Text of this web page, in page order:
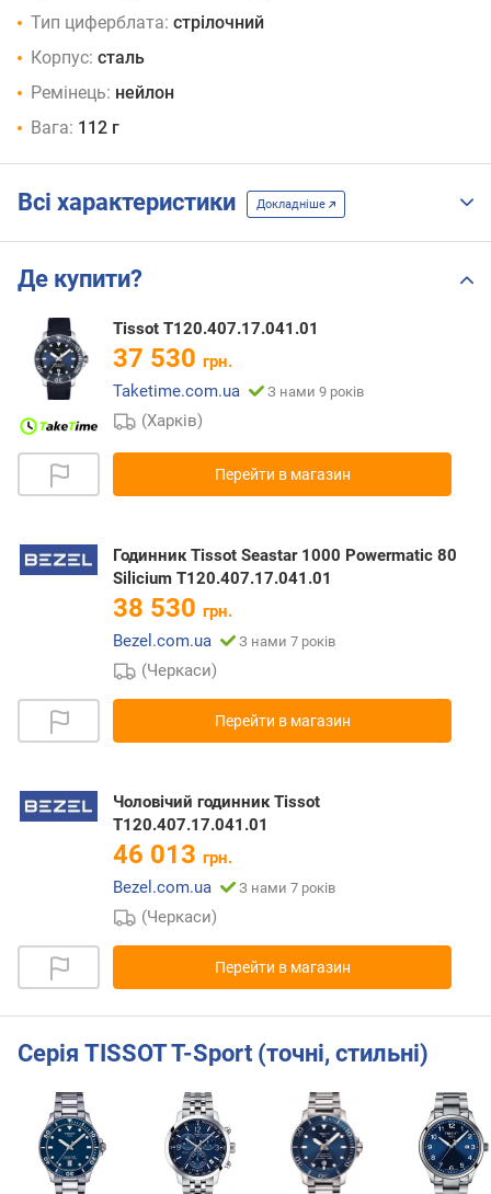
Тип циферблата: стрілочний
Корпус: сталь
Ремінець: нейлон
Вага: 112 г
Всі характеристики Докладніше
Де купити?
Tissot T120.407.17.041.01
37 530 грн.
Taketime.com.ua
З нами 9 років
(Харків)
Перейти в магазин
Годинник Tissot Seastar 1000 Powermatic 80
Silicium T120.407.17.041.01
38 530 грн.
Bezel.com.ua
З нами 7 років
(Черкаси)
Перейти в магазин
Чоловічий годинник Tissot
T120.407.17.041.01
46 013 грн.
Bezel.com.ua
З нами 7 років
(Черкаси)
Перейти в магазин
Серія TISSOT T-Sport (точні, стильні)